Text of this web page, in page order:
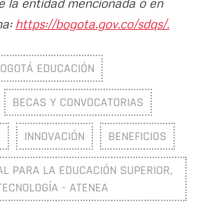
https://bogota.gov.co/sdqs/.
EDUCACIÓN
BECAS Y CONVOCATORIAS
INNOVACIÓN BENEFICIOS
PARA LA EDUCACIÓN SUPERIOR,
- ATENEA